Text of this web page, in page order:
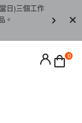
日)三個工作
。
請至
0